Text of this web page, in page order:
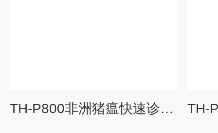
TH-P800非洲猪瘟快速诊断系统